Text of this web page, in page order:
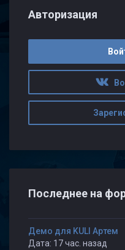
Авторизация
Последнее на
Демо для KULI Артем
Дата: 17 час. назад